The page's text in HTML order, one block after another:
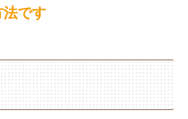
法です